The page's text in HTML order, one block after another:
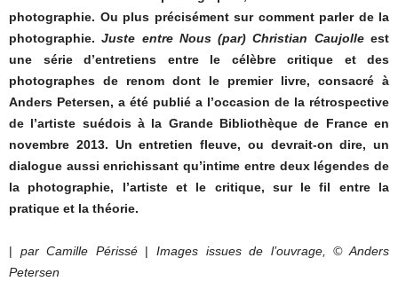
photographie. Ou plus précisément sur comment parler de la
photographie.Juste entre Nous (par) Christian Caujolleest
une série d’entretiens entre le célèbre critique et des
photographes de renom dont le premier livre, consacré à
Anders Petersen, a été publié a l’occasion de la rétrospective
de l’artiste suédois à la Grande Bibliothèque de France en
novembre 2013. Un entretien fleuve, ou devrait-on dire, un
dialogue aussi enrichissant qu’intime entre deux légendes de
la photographie, l’artiste et le critique, sur le fil entre la
pratique et la théorie.
| par Camille Périssé|Images issues de l’ouvrage, © Anders
Petersen